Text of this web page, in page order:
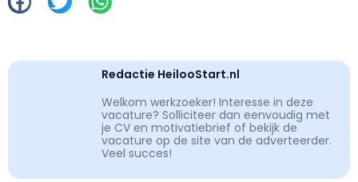
Redactie HeilooStart.nl
Welkom werkzoeker! Interesse in deze
vacature? Solliciteer dan eenvoudig met
je CV en motivatiebrief of bekijk de
vacature op de site van de adverteerder.
Veel succes!